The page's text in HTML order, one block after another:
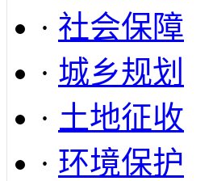
· 社会保障
· 城乡规划
· 土地征收
· 环境保护